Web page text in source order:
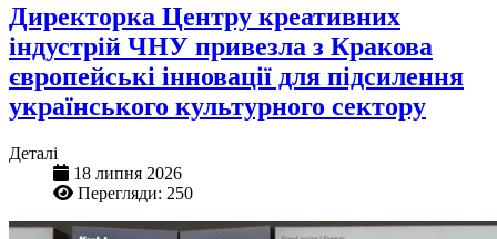
Директорка Центру креативних
індустрій ЧНУ привезла з Кракова
європейські інновації для підсилення
українського культурного сектору
Деталі
18 липня 2026
Перегляди: 250